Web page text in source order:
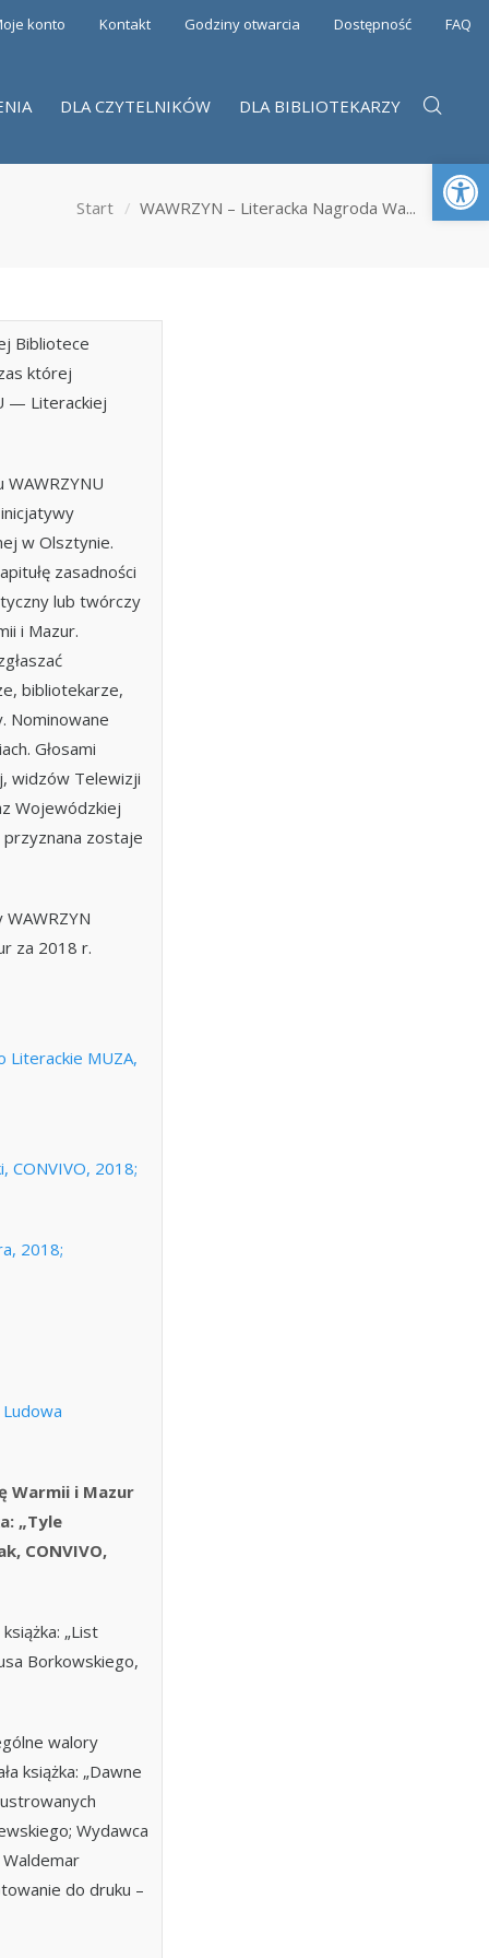
konto Kontakt Godziny otwarcia Dostępność FAQ
DLA CZYTELNIKÓW DLA BIBLIOTEKARZY
Start WAWRZYN – Literacka Nagroda Wa...
Bibliotece
której
— Literackiej
w Olsztynie.
zasadności
lub twórczy
i Mazur.
bibliotekarze,
Nominowane
Głosami
widzów Telewizji
Wojewódzkiej
zostaje
za 2018 r.
Literackie MUZA,
CONVIVO, 2018;
2018;
Warmii i Mazur
„Tyle
CONVIVO,
„List
Borkowskiego,
walory
książka: „Dawne
Wydawca
do druku –